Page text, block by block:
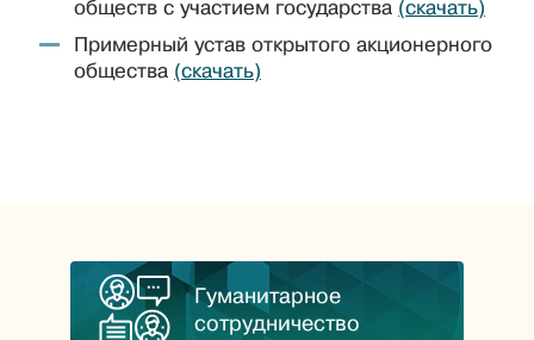
обществ с участием государства (скачать)
Примерный устав открытого акционерного
общества (скачать)
Гуманитарное
сотрудничество